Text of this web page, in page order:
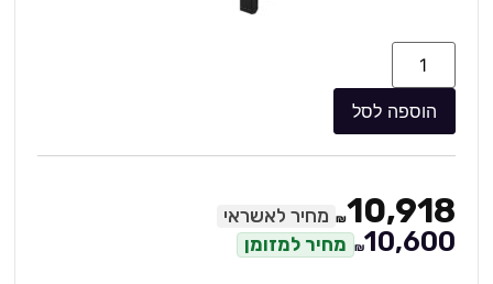
הוספה לסל
₪10,918 מחיר לאשראי
₪10,600 מחיר למזומן